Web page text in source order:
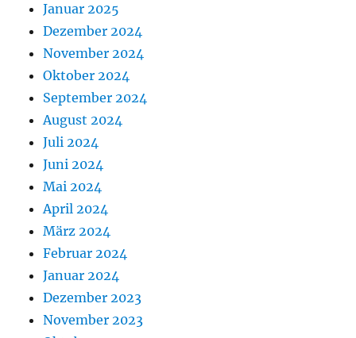
Januar 2025
Dezember 2024
November 2024
Oktober 2024
September 2024
August 2024
Juli 2024
Juni 2024
Mai 2024
April 2024
März 2024
Februar 2024
Januar 2024
Dezember 2023
November 2023